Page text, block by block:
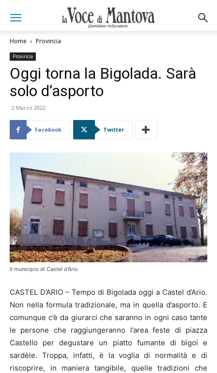
Home Provincia
Provincia
Oggi torna la Bigolada. Sarà
solo d’asporto
2 Marzo 2022
Facebook Twitter
Il municipio di Castel d'Ario
CASTEL D’ARIO – Tempo di Bigolada oggi a Castel d’Ario.
Non nella formula tradizionale, ma in quella d’asporto. E
comunque c’è da giurarci che saranno in ogni caso tante
le persone che raggiungeranno l’area feste di piazza
Castello per degustare un piatto fumante di bìgoi e
sardèle. Troppa, infatti, è la voglia di normalità e di
riscoprire, in maniera tangibile, quelle tradizioni che